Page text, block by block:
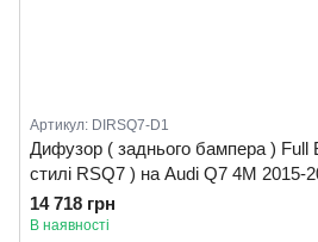
Артикул: DIRSQ7-D1
Дифузор ( заднього бампера ) Full
стилі RSQ7 ) на Audi Q7 4M 2015-
14 718 грн
В наявності